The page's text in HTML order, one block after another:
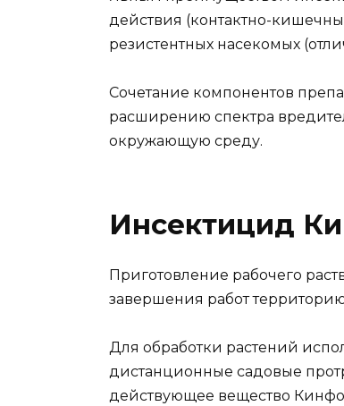
действия (контактно-
резистентных насекомых
Сочетание компонентов
расширению спектра
окружающую среду.
Инсектицид
Приготовление рабочего
завершения работ
Для обработки растений
дистанционные садовые
действующее вещество